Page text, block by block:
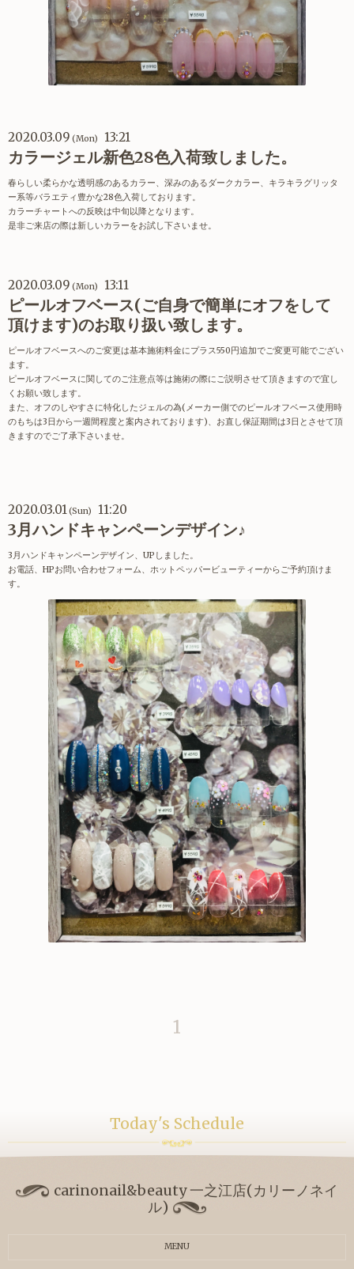
2020.03.09 (Mon) 13:21
カラージェル新色28色入荷致しました。
春らしい柔らかな透明感のあるカラー、深みのあるダークカラー、キラキラグリッタ
ー系等バラエティ豊かな28色入荷しております。
カラーチャートへの反映は中旬以降となります。
是非ご来店の際は新しいカラーをお試し下さいませ。
2020.03.09 (Mon) 13:11
ピールオフベース(ご自身で簡単にオフをして
頂けます)のお取り扱い致します。
ピールオフベースへのご変更は基本施術料金にプラス550円追加でご変更可能でござい
ます。
ピールオフベースに関してのご注意点等は施術の際にご説明させて頂きますので宜し
くお願い致します。
また、オフのしやすさに特化したジェルの為(メーカー側でのピールオフベース使用時
のもちは3日から一週間程度と案内されております)、お直し保証期間は3日とさせて頂
きますのでご了承下さいませ。
2020.03.01(Sun) 11:20
3月ハンドキャンペーンデザイン♪
3月ハンドキャンペーンデザイン、UPしました。
お電話、HPお問い合わせフォーム、ホットペッパービューティーからご予約頂けま
す。
1
Today's Schedule
carinonail&beauty 一之江店(カリーノネイ
ル)
MENU